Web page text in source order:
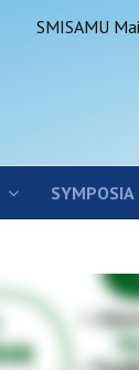
SMISAMU
SYMPOSIA